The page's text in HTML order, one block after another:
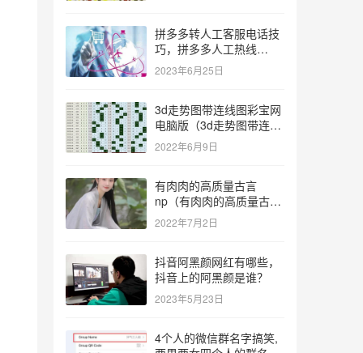
拼多多转人工客服电话技
巧，拼多多人工热线
9541344？
2023年6月25日
3d走势图带连线图彩宝网
电脑版（3d走势图带连线
图彩宝网手机版）
2022年6月9日
有肉肉的高质量古言
np（有肉肉的高质量古言
np推荐）
2022年7月2日
抖音阿黑颜网红有哪些，
抖音上的阿黑颜是谁？
2023年5月23日
4个人的微信群名字搞笑,